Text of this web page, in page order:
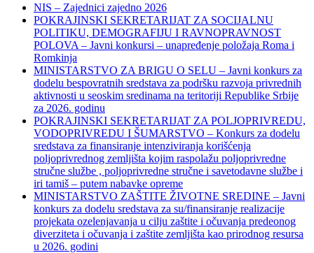
NIS – Zajednici zajedno 2026
POKRAJINSKI SEKRETARIJAT ZA SOCIJALNU
POLITIKU, DEMOGRAFIJU I RAVNOPRAVNOST
POLOVA – Javni konkursi – unapređenje položaja Roma i
Romkinja
MINISTARSTVO ZA BRIGU O SELU – Javni konkurs za
dodelu bespovratnih sredstava za podršku razvoja privrednih
aktivnosti u seoskim sredinama na teritoriji Republike Srbije
za 2026. godinu
POKRAJINSKI SEKRETARIJAT ZA POLJOPRIVREDU,
VODOPRIVREDU I ŠUMARSTVO – Konkurs za dodelu
sredstava za finansiranje intenziviranja korišćenja
poljoprivrednog zemljišta kojim raspolažu poljoprivredne
stručne službe , poljoprivredne stručne i savetodavne službe i
iri tamiš ‒ putem nabavke opreme
MINISTARSTVO ZAŠTITE ŽIVOTNE SREDINE – Javni
konkurs za dodelu sredstava za su/finansiranje realizacije
projekata ozelenjavanja u cilju zaštite i očuvanja predeonog
diverziteta i očuvanja i zaštite zemljišta kao prirodnog resursa
u 2026. godini